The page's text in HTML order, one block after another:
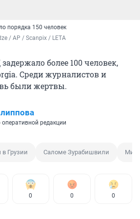
порядка 150 человек
/ AP / Scanpix / LETA
более 100 человек,
Среди журналистов и
были жертвы.
редакции
в Грузии Саломе Зурабишвили
0 0 0